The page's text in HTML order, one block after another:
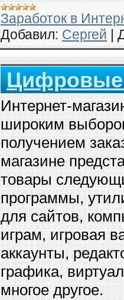
Заработок в
Добавил: Сергей
Интернет-
широким
получением
магазине
товары
программы,
для сайтов,
играм, игровая
аккаунты,
графика,
многое другое.